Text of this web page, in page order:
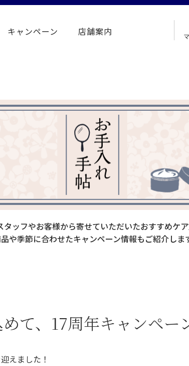
キャンペーン 店舗案内
タッフやお客様から寄せていただいたおすすめケア
や季節に合わせたキャンペーン情報もご紹介しま
て、17周年キャンペー
えました！